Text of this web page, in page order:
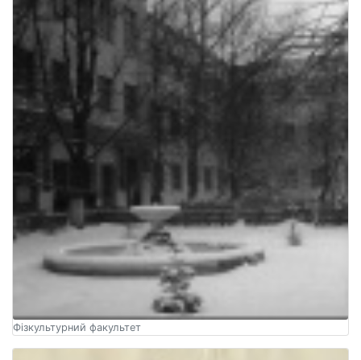
Фізкультурний факультет